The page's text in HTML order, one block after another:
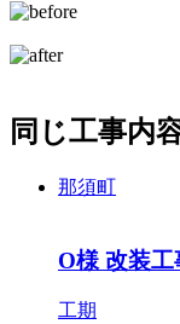
同じ工事内
那須町
O様 改装工
工期